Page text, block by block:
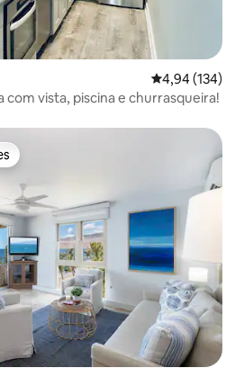
4,94 de uma
4,94 (134)
com vista, piscina e churrasqueira!